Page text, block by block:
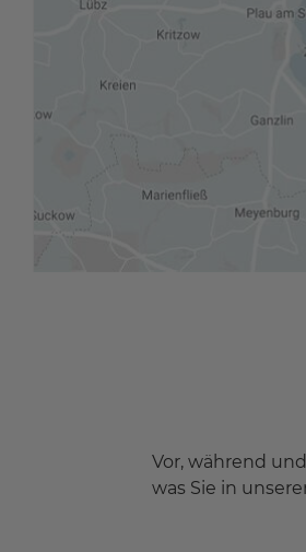
Vor, während
was Sie in